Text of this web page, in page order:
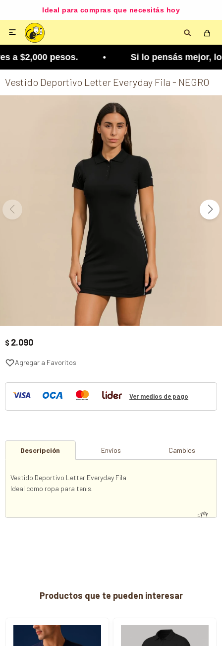
Ideal para compras que necesitás hoy

a $2,000 pesos. • Si lo pensás mejor, lo
Vestido Deportivo Letter Everyday Fila - NEGRO
$ 2.090
Ver medios de pago
Descripción Envíos Cambios
Vestido Deportivo Letter Everyday Fila
Ideal como ropa para tenis.
Productos que te pueden interesar